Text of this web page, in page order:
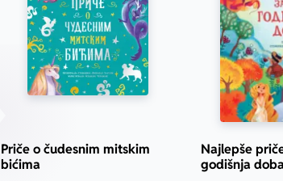
Priče o čudesnim mitskim
bićima
Najlepše
godišnja